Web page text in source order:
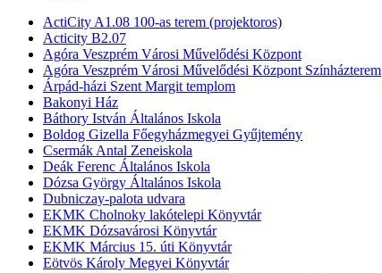
ActiCity A1.08 100-as terem (projektoros)
Acticity B2.07
Agóra Veszprém Városi Művelődési Központ
Agóra Veszprém Városi Művelődési Központ Színházterem
Árpád-házi Szent Margit templom
Bakonyi Ház
Báthory István Általános Iskola
Boldog Gizella Főegyházmegyei Gyűjtemény
Csermák Antal Zeneiskola
Deák Ferenc Általános Iskola
Dózsa György Általános Iskola
Dubniczay-palota udvara
EKMK Cholnoky lakótelepi Könyvtár
EKMK Dózsavárosi Könyvtár
EKMK Március 15. úti Könyvtár
Eötvös Károly Megyei Könyvtár